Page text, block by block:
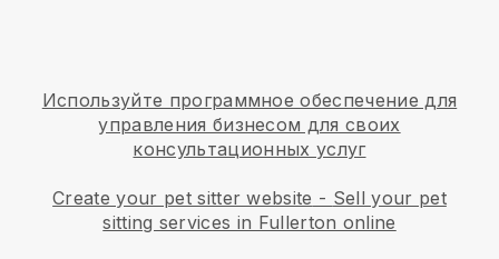
Используйте программное обеспечение для
управления бизнесом для своих
консультационных услуг
Create your pet sitter website - Sell your pet
sitting services in Fullerton online